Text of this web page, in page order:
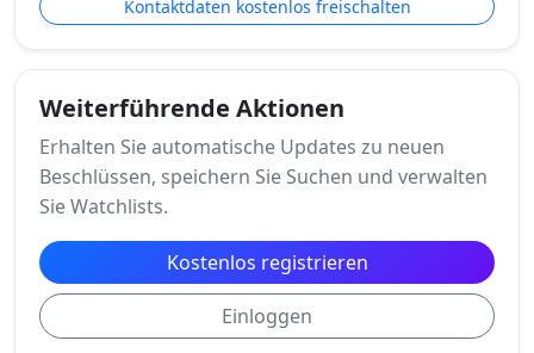
Kontaktdaten kostenlos freischalten
Weiterführende Aktionen
Erhalten Sie automatische Updates zu neuen
Beschlüssen, speichern Sie Suchen und verwalten
Sie Watchlists.
Kostenlos registrieren
Einloggen